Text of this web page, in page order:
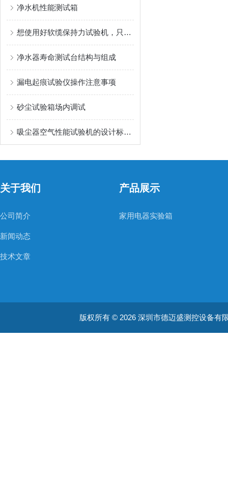
净水机性能测试箱
想使用好软缆保持力试验机，只需要简单四个步骤
净水器寿命测试台结构与组成
漏电起痕试验仪操作注意事项
砂尘试验箱场内调试
吸尘器空气性能试验机的设计标准与测试流程
关于我们
公司简介
新闻动态
技术文章
产品展示
家用电器实验箱
版权所有 © 2026 深圳市德迈盛测控设备